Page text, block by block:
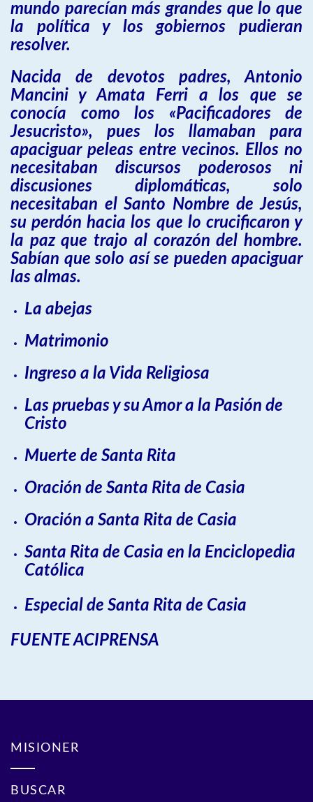
mundo parecían más grandes que lo que
la política y los gobiernos pudieran
resolver.
Nacida de devotos padres, Antonio
Mancini y Amata Ferri a los que se
conocía como los «Pacificadores de
Jesucristo», pues los llamaban para
apaciguar peleas entre vecinos. Ellos no
necesitaban discursos poderosos ni
discusiones diplomáticas, solo
necesitaban el Santo Nombre de Jesús,
su perdón hacia los que lo crucificaron y
la paz que trajo al corazón del hombre.
Sabían que solo así se pueden apaciguar
las almas.
La abejas
Matrimonio
Ingreso a la Vida Religiosa
Las pruebas y su Amor a la Pasión de
Cristo
Muerte de Santa Rita
Oración de Santa Rita de Casia
Oración a Santa Rita de Casia
Santa Rita de Casia en la Enciclopedia
Católica
Especial de Santa Rita de Casia
FUENTE ACIPRENSA
MISIONER
BUSCAR